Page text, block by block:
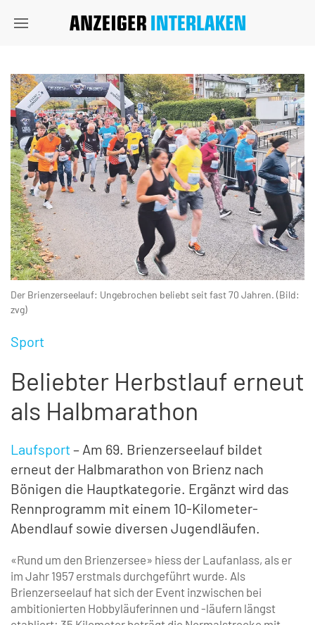
Der Brienzerseelauf: Ungebrochen beliebt seit fast 70 Jahren. (Bild:
zvg)
Sport
Beliebter Herbstlauf erneut
als Halbmarathon
Laufsport– Am 69. Brienzerseelauf bildet
erneut der Halbmarathon von Brienz nach
Bönigen die Hauptkategorie. Ergänzt wird das
Rennprogramm mit einem 10-Kilometer-
Abendlauf sowie diversen Jugendläufen.
«Rund um den Brienzersee» hiess der Laufanlass, als er
im Jahr 1957 erstmals durchgeführt wurde. Als
Brienzerseelauf hat sich der Event inzwischen bei
ambitionierten Hobbyläuferinnen und -läufern längst